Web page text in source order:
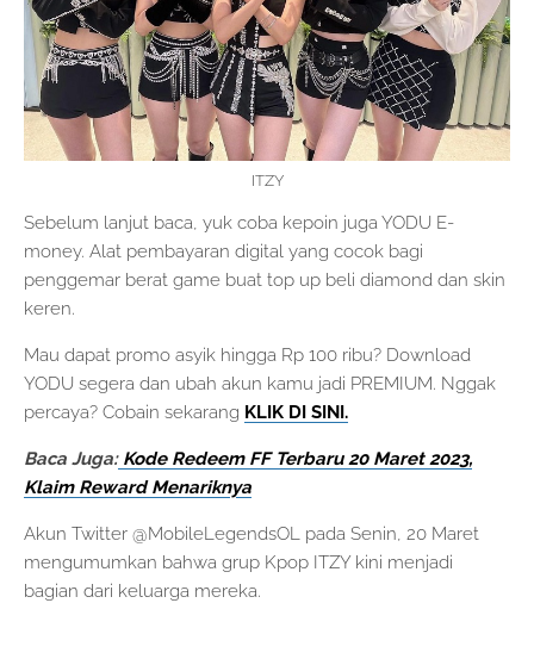
ITZY
Sebelum lanjut baca, yuk coba kepoin juga YODU E-
money. Alat pembayaran digital yang cocok bagi
penggemar berat game buat top up beli diamond dan skin
keren.
Mau dapat promo asyik hingga Rp 100 ribu? Download
YODU segera dan ubah akun kamu jadi PREMIUM. Nggak
percaya? Cobain sekarang KLIK DI SINI.
Baca Juga:Kode Redeem FF Terbaru 20 Maret 2023,
Klaim Reward Menariknya
Akun Twitter @MobileLegendsOL pada Senin, 20 Maret
mengumumkan bahwa grup Kpop ITZY kini menjadi
bagian dari keluarga mereka.